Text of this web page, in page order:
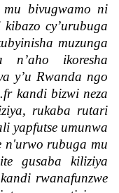
bivugwamo ni
cy’urubuga
muzunga
n’aho ikoresha
y’u Rwanda ngo
kandi bizwi neza
rukaba rutari
yapfutse umunwa
n'urwo rubuga mu
gusaba kiliziya
rwanafunzwe